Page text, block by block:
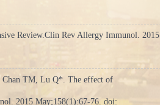
Review.Clin Rev Allergy Immunol. 2015
Chan TM, Lu Q*. The effect of
2015 May;158(1):67-76. doi: